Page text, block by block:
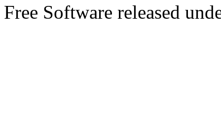
Free Software released